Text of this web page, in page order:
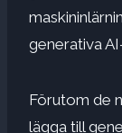
generativa
Förutom de
lägga till